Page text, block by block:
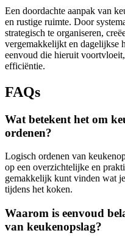
Een doordachte aanpak van
en rustige ruimte. Door
strategisch te organiseren,
vergemakkelijkt en dagelijkse
eenvoud die hieruit
efficiëntie.
FAQs
Wat betekent het om
ordenen?
Logisch ordenen van
op een overzichtelijke en
gemakkelijk kunt vinden wat
tijdens het koken.
Waarom is eenvoud
van keukenopslag?